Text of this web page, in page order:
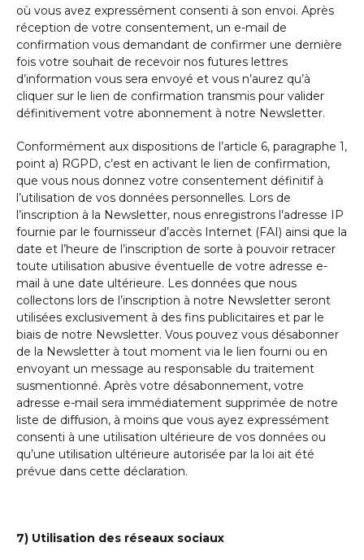
où vous avez expressément consenti à son envoi. Après
réception de votre consentement, un e-mail de
confirmation vous demandant de confirmer une dernière
fois votre souhait de recevoir nos futures lettres
d’information vous sera envoyé et vous n’aurez qu’à
cliquer sur le lien de confirmation transmis pour valider
définitivement votre abonnement à notre Newsletter.
Conformément aux dispositions de l’article 6, paragraphe 1,
point a) RGPD, c’est en activant le lien de confirmation,
que vous nous donnez votre consentement définitif à
l’utilisation de vos données personnelles. Lors de
l’inscription à la Newsletter, nous enregistrons l’adresse IP
fournie par le fournisseur d’accès Internet (FAI) ainsi que la
date et l’heure de l’inscription de sorte à pouvoir retracer
toute utilisation abusive éventuelle de votre adresse e-
mail à une date ultérieure. Les données que nous
collectons lors de l’inscription à notre Newsletter seront
utilisées exclusivement à des fins publicitaires et par le
biais de notre Newsletter. Vous pouvez vous désabonner
de la Newsletter à tout moment via le lien fourni ou en
envoyant un message au responsable du traitement
susmentionné. Après votre désabonnement, votre
adresse e-mail sera immédiatement supprimée de notre
liste de diffusion, à moins que vous ayez expressément
consenti à une utilisation ultérieure de vos données ou
qu’une utilisation ultérieure autorisée par la loi ait été
prévue dans cette déclaration.
7) Utilisation des réseaux sociaux